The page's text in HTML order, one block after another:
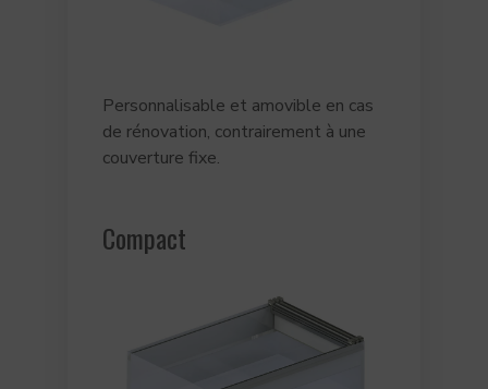
Personnalisable et amovible en cas
de rénovation, contrairement à une
couverture fixe.
Compact